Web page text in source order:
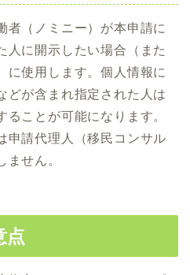
者（ノミニー）が本申請に
人に開示したい場合（また
に使用します。個人情報に
どが含まれ指定された人は
ことが可能になります。
申請代理人（移民コンサル
ません。
点